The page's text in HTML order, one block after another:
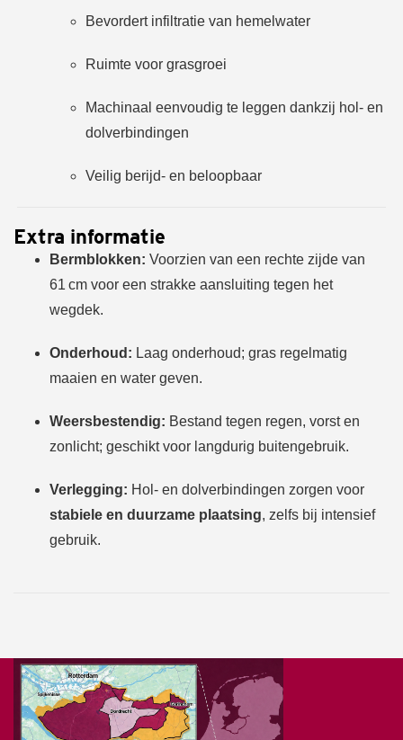
Bevordert infiltratie van hemelwater
Ruimte voor grasgroei
Machinaal eenvoudig te leggen dankzij hol- en
dolverbindingen
Veilig berijd- en beloopbaar
Extra informatie
Bermblokken: Voorzien van een rechte zijde van
61 cm voor een strakke aansluiting tegen het
wegdek.
Onderhoud: Laag onderhoud; gras regelmatig
maaien en water geven.
Weersbestendig: Bestand tegen regen, vorst en
zonlicht; geschikt voor langdurig buitengebruik.
Verlegging: Hol- en dolverbindingen zorgen voor
stabiele en duurzame plaatsing, zelfs bij intensief
gebruik.